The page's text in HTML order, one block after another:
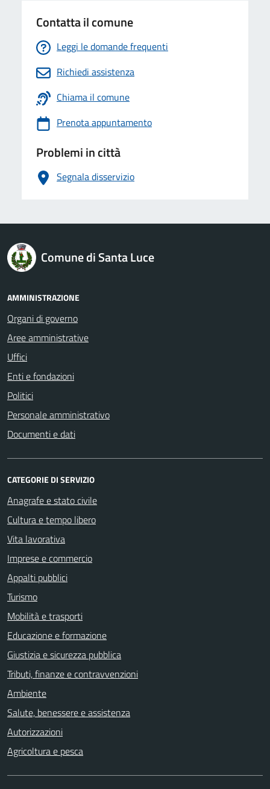
Contatta il comune
Leggi le domande frequenti
Richiedi assistenza
Chiama il comune
Prenota appuntamento
Problemi in città
Segnala disservizio
logo Unione Europea
Comune di Santa Luce
AMMINISTRAZIONE
Organi di governo
Aree amministrative
Uffici
Enti e fondazioni
Politici
Personale amministrativo
Documenti e dati
CATEGORIE DI SERVIZIO
Anagrafe e stato civile
Cultura e tempo libero
Vita lavorativa
Imprese e commercio
Appalti pubblici
Turismo
Mobilità e trasporti
Educazione e formazione
Giustizia e sicurezza pubblica
Tributi, finanze e contravvenzioni
Ambiente
Salute, benessere e assistenza
Autorizzazioni
Agricoltura e pesca